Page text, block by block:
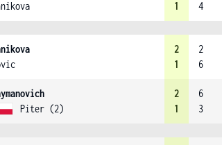
1
4
2
1
2
6
Piter (2)
2
1
6
3